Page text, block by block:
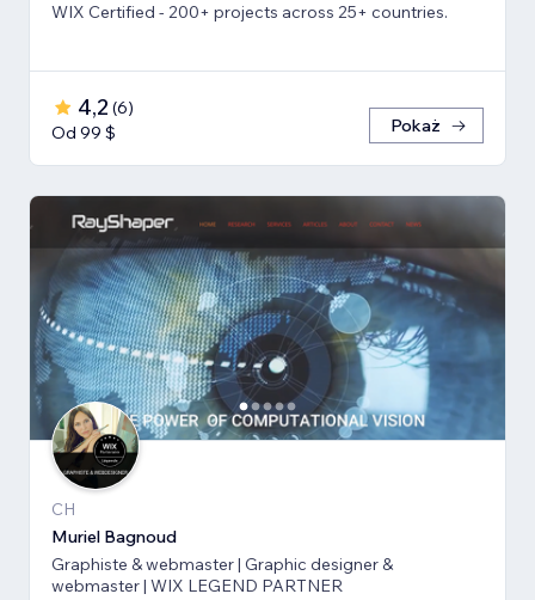
WIX Certified - 200+ projects across 25+ countries.
4,2 (6)
Od 99 $
Pokaż
CH
Muriel Bagnoud
Graphiste & webmaster | Graphic designer &
webmaster | WIX LEGEND PARTNER